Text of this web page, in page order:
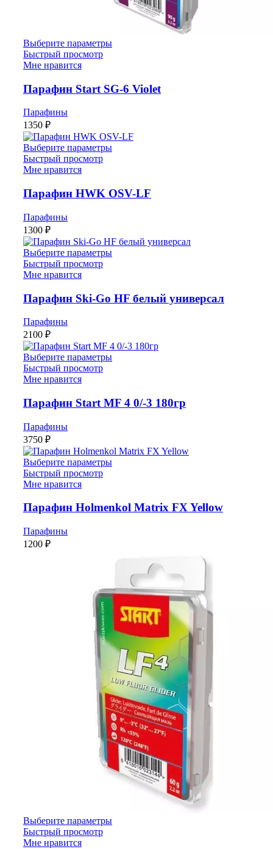
Выберите параметры
Быстрый просмотр
Мне нравится
Парафин Start SG-6 Violet
Парафины
1350 ₽
Выберите параметры
Быстрый просмотр
Мне нравится
Парафин HWK OSV-LF
Парафины
1300 ₽
Выберите параметры
Быстрый просмотр
Мне нравится
Парафин Ski-Go HF белый универсал
Парафины
2100 ₽
Выберите параметры
Быстрый просмотр
Мне нравится
Парафин Start MF 4 0/-3 180гр
Парафины
3750 ₽
Выберите параметры
Быстрый просмотр
Мне нравится
Парафин Holmenkol Matrix FX Yellow
Парафины
1200 ₽
Выберите параметры
Быстрый просмотр
Мне нравится